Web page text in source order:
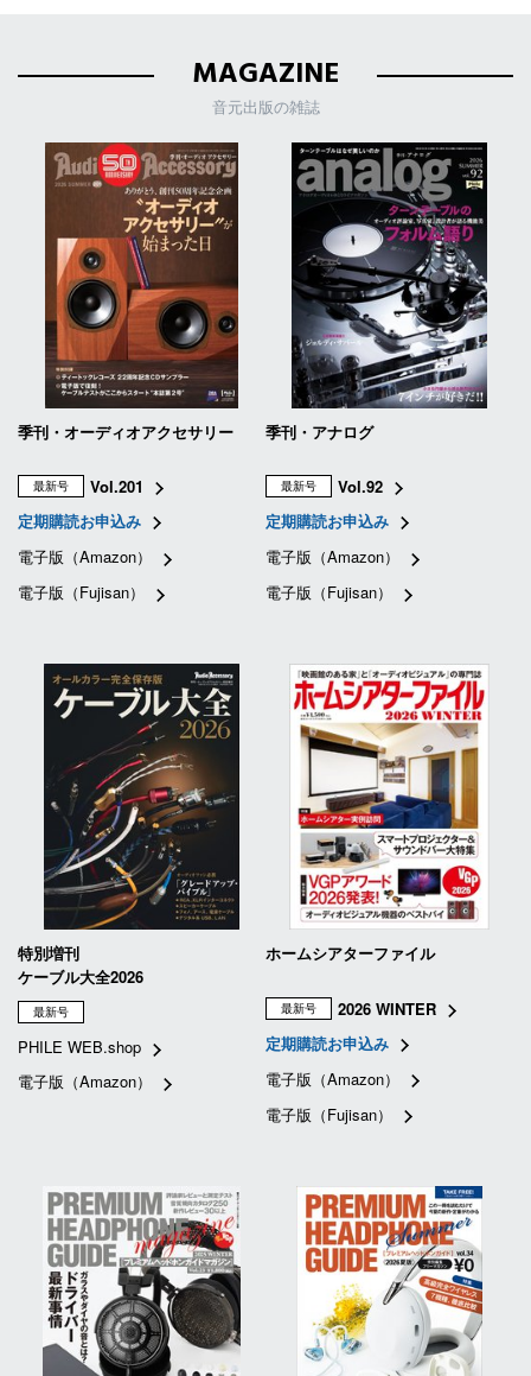
MAGAZINE
音元出版の雑誌
季刊・オーディオアクセサリー
最新号
Vol.201
定期購読お申込み
電子版（Amazon）
電子版（Fujisan）
季刊・アナログ
最新号
Vol.92
定期購読お申込み
電子版（Amazon）
電子版（Fujisan）
特別増刊
ケーブル大全2026
最新号
PHILE WEB.shop
電子版（Amazon）
ホームシアターファイル
最新号
2026 WINTER
定期購読お申込み
電子版（Amazon）
電子版（Fujisan）